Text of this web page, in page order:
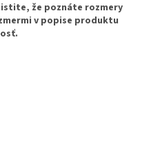
že poznáte rozmery
v popise produktu